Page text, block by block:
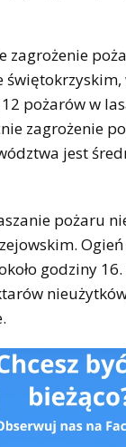
zagrożenie
świętokrzyskim,
pożarów w
zagrożenie
jest
pożaru
godziny 16.